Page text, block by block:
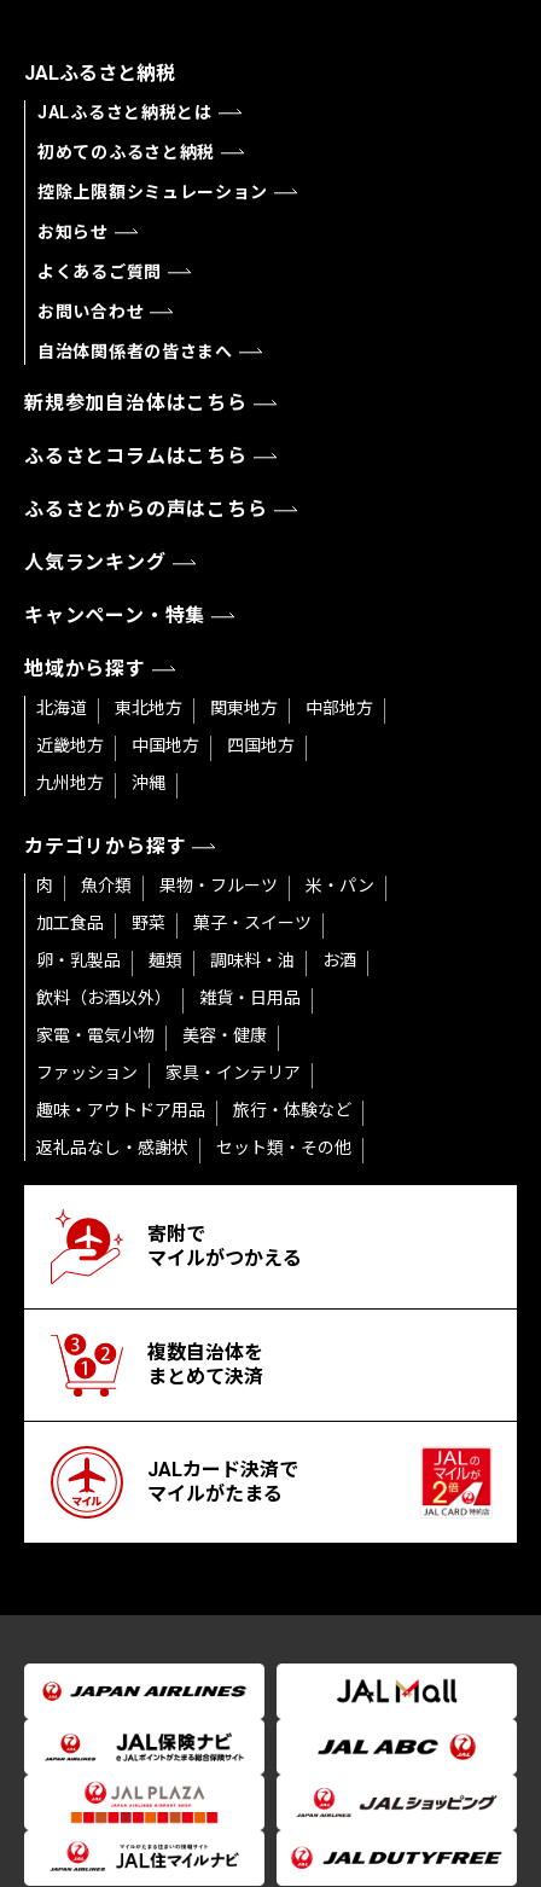
JALふるさと納税
JALふるさと納税とは
初めてのふるさと納税
控除上限額シミュレーション
お知らせ
よくあるご質問
お問い合わせ
自治体関係者の皆さまへ
新規参加自治体はこちら
ふるさとコラムはこちら
ふるさとからの声はこちら
人気ランキング
キャンペーン・特集
地域から探す
北海道 東北地方 関東地方
中部地方
近畿地方
中国地方
四国地方
九州地方
沖縄
カテゴリから探す
肉 魚介類 果物・フルーツ
米・パン
加工食品
野菜
菓子・スイーツ
卵・乳製品
麺類 調味料・油
お酒
飲料（お酒以外）
雑貨・日用品
家電・電気小物
美容・健康
ファッション
家具・インテリア
趣味・アウトドア用品
旅行・体験など
返礼品なし・感謝状
セット類・その他
寄附で
マイルがつかえる
複数自治体を
まとめて決済
JALカード決済で
マイルがたまる